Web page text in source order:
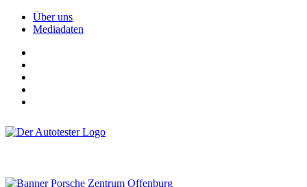
Über uns
Mediadaten